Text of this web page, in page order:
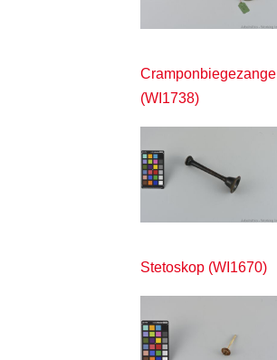
Cramponbiegezange
(WI1738)
Stetoskop (WI1670)